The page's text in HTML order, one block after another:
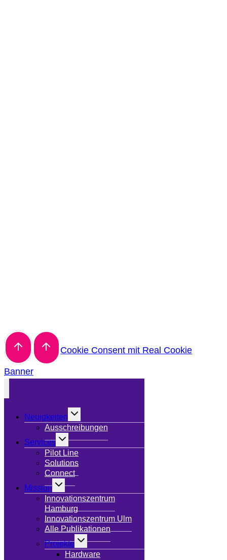
Cookie Consent mit Real Cookie
Banner
Neuigkeiten
Untermenü
umschalten
Ausschreibungen
Services
Untermenü
umschalten
Pilot Line
Solutions
Connect
Mission
Untermenü
umschalten
Innovationszentrum
Hamburg
Innovationszentrum Ulm
Alle Publikationen
Projekte
Untermenü
umschalten
Hardware